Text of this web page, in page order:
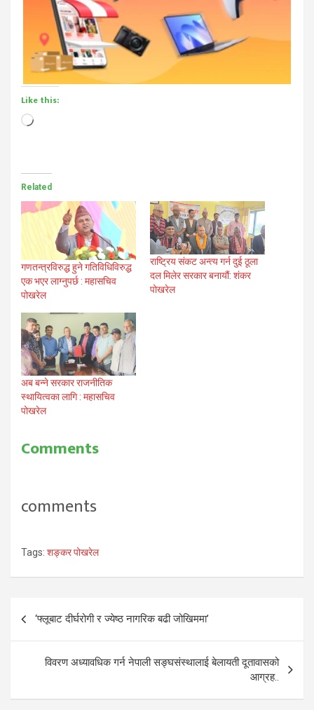
Like this:
Loading…
Related
गणतन्त्रविरुद्ध हुने गतिविधिविरुद्ध
एक भएर लाग्नुपर्छ : महासचिव
पोखरेल
राष्ट्रिय संकट अन्त्य गर्न दुई ठूला
दल मिलेर सरकार बनायौं: शंकर
पोखरेल
अब बन्ने सरकार राजनीतिक
स्थायित्वका लागि : महासचिव
पोखरेल
Comments
comments
Tags: शङ्कर पोखरेल
Post
navigation
‘फ्लूबाट दीर्घरोगी र ज्येष्ठ नागरिक बढी जोखिममा’
विवरण अध्यावधिक गर्न नेपाली सङ्घसंस्थालाई बेलायती दूतावासको
आग्रह..